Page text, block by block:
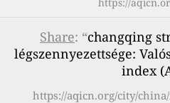
Share: “changqing
légszennyezettsége:
index
https://aqicn.org/city/